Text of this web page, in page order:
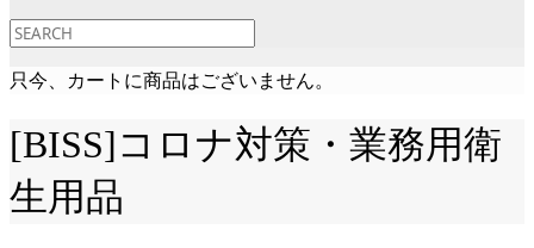
只今、カートに商品はございません。
[BISS]コロナ対策・業務用衛
生用品